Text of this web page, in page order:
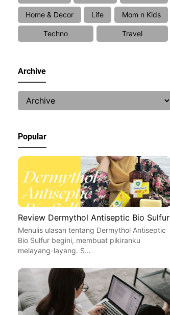
Home & Decor Life Mom n Kids
Techno Travel
Archive
Popular
Review Dermythol Antiseptic Bio Sulfur
Menulis ulasan tentang Dermythol Antiseptic
Bio Sulfur begini, membuat pikiranku
melayang-layang. S…